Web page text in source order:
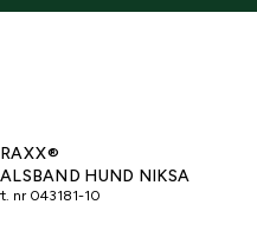
HUND NIKSA
nr 043181-10